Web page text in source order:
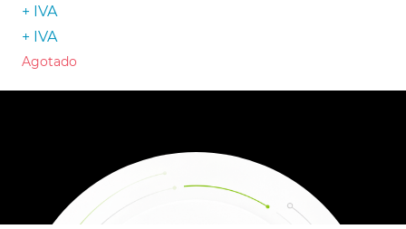
+ IVA
+ IVA
Agotado